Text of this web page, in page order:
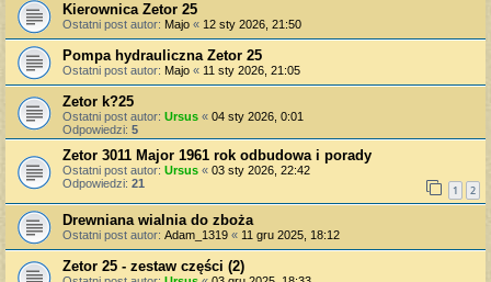
Kierownica Zetor 25
Ostatni post autor: Majo « 12 sty 2026, 21:50
Pompa hydrauliczna Zetor 25
Ostatni post autor: Majo « 11 sty 2026, 21:05
Zetor k?25
Ostatni post autor: Ursus « 04 sty 2026, 0:01
Odpowiedzi: 5
Zetor 3011 Major 1961 rok odbudowa i porady
Ostatni post autor: Ursus « 03 sty 2026, 22:42
Odpowiedzi: 21 1 2
Drewniana wialnia do zboża
Ostatni post autor: Adam_1319 « 11 gru 2025, 18:12
Zetor 25 - zestaw części (2)